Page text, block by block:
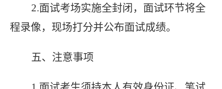
2.面试考场实施全封闭，面试环节将全
程录像，现场打分并公布面试成绩。
五、注意事项